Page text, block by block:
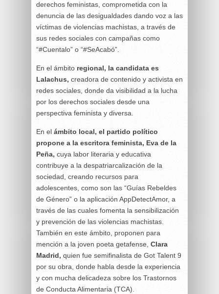
derechos feministas, comprometida con la
denuncia de las desigualdades dando voz a las
víctimas de violencias machistas, a través de
sus redes sociales con campañas como
“#Cuentalo” o “#SeAcabó”.
En el ámbito regional, la candidata es
Lalachus, creadora de contenido y activista en
redes sociales, donde da visibilidad a la lucha
por los derechos sociales desde una
perspectiva feminista y diversa.
En el ámbito local, el partido político
propone a la escritora feminista, Eva de la
Peña, cuya labor literaria y educativa
contribuye a la despatriarcalización de la
sociedad, creando recursos para
adolescentes, como son las “Guías Rebeldes
de Género” o la aplicación AppDetectAmor, a
través de las cuales fomenta la sensibilización
y prevención de las violencias machistas.
También en este ámbito, proponen para
mención a la joven poeta getafense, Clara
Madrid, quien fue semifinalista de Got Talent 9
por su obra, donde habla desde la experiencia
y con mucha delicadeza sobre los Trastornos
de Conducta Alimentaria (TCA).